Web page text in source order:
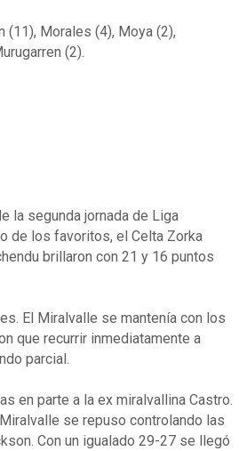
(11), Morales (4), Moya (2),
(2).
la segunda jornada de Liga
de los favoritos, el Celta Zorka
brillaron con 21 y 16 puntos
El Miralvalle se mantenía con los
que recurrir inmediatamente a
parcial.
en parte a la ex miralvallina Castro.
se repuso controlando las
Con un igualado 29-27 se llegó